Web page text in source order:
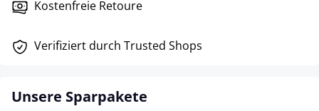
Kostenfreie Retoure
Verifiziert durch Trusted Shops
Unsere Sparpakete